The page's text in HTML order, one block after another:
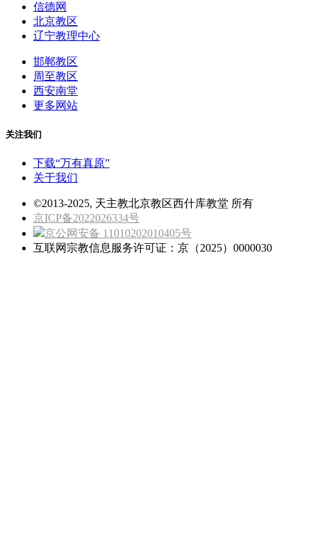
信德网
北京教区
辽宁教理中心
邯郸教区
周至教区
西安南堂
更多网站
关注我们
下载“万有真原”
关于我们
©2013-2025, 天主教北京教区西什库教堂 所有
京ICP备2022026334号
京公网安备 11010202010405号
互联网宗教信息服务许可证：京（2025）0000030